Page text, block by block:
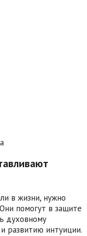
в жизни, нужно
помогут в защите
духовному
развитию интуиции.